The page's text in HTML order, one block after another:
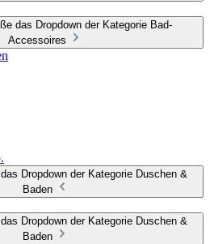
das Dropdown der Kategorie Bad-
Accessoires
Dropdown der Kategorie Duschen &
Baden
Dropdown der Kategorie Duschen &
Baden